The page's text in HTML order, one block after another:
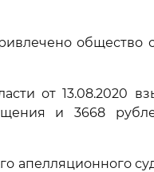
общество
от 13.08.2020
и 3668